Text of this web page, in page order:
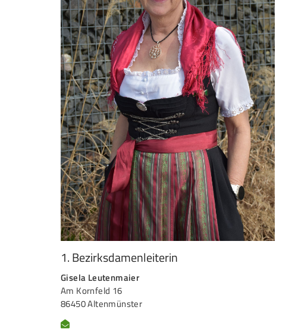
1. Bezirksdamenleiterin
Gisela Leutenmaier
Am Kornfeld 16
86450 Altenmünster